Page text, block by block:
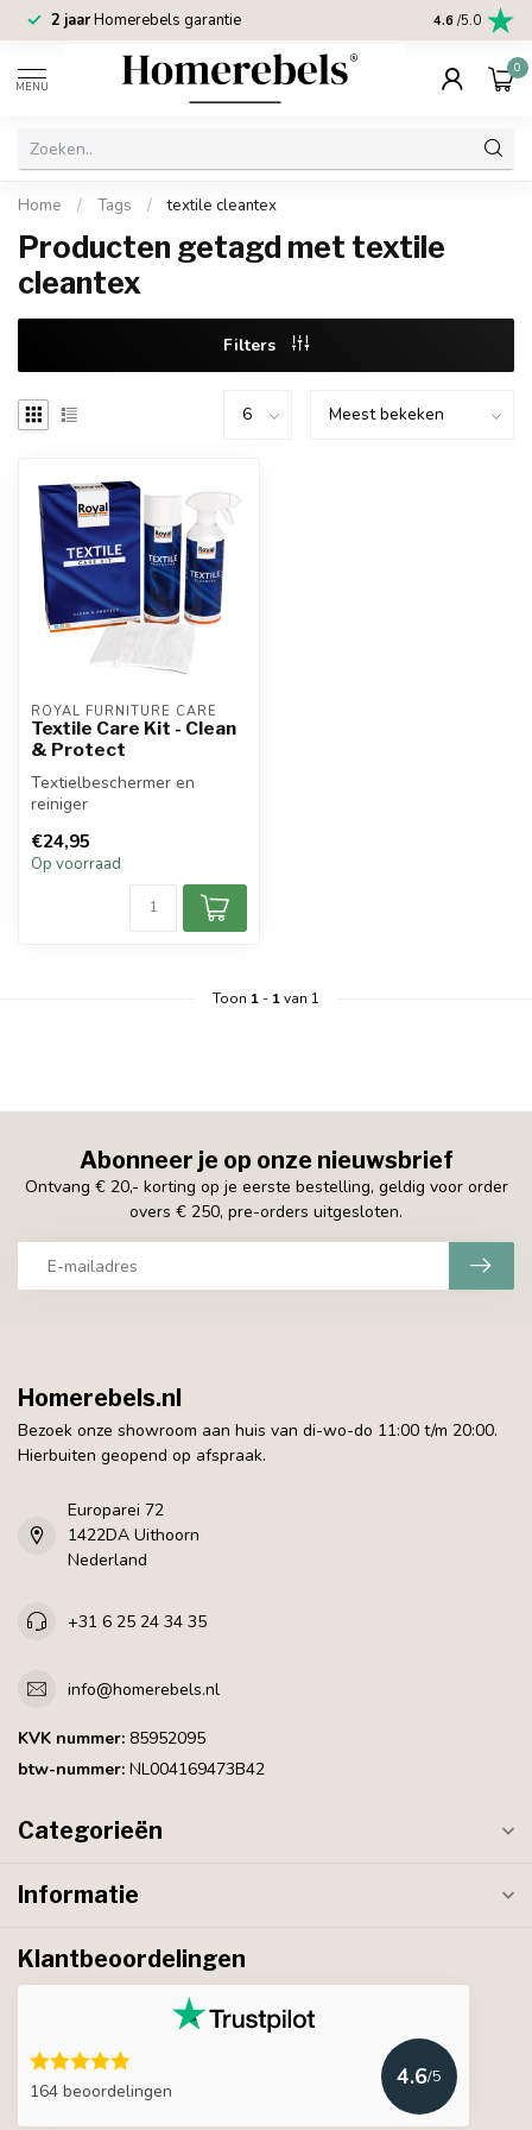
2 jaarHomerebels garantie 4.6 /5.0
MENU
0
Home / Tags / textile cleantex
Producten getagd met textile
cleantex
Filters
ROYAL FURNITURE CARE
Textile Care Kit - Clean
& Protect
Textielbeschermer en
reiniger
€24,95
Op voorraad
Toon 1- 1van 1
Abonneer je op onze nieuwsbrief
Ontvang € 20,- korting op je eerste bestelling, geldig voor order
overs € 250, pre-orders uitgesloten.
Homerebels.nl
Bezoek onze showroom aan huis van di-wo-do 11:00 t/m 20:00.
Hierbuiten geopend op afspraak.
Europarei 72
1422DA Uithoorn
Nederland
+31 6 25 24 34 35
info@homerebels.nl
KVK nummer: 85952095
btw-nummer: NL004169473B42
Categorieën
Informatie
Klantbeoordelingen
164 beoordelingen
4.6/5